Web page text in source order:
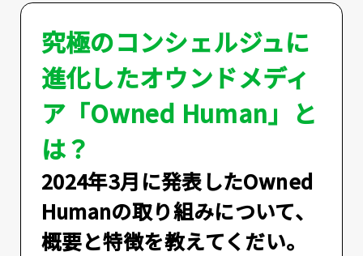
究極のコンシェルジュに
進化したオウンドメディ
ア「Owned Human」と
は？
――2024年3月に発表したOwned
Humanの取り組みについて、
概要と特徴を教えてくだい。